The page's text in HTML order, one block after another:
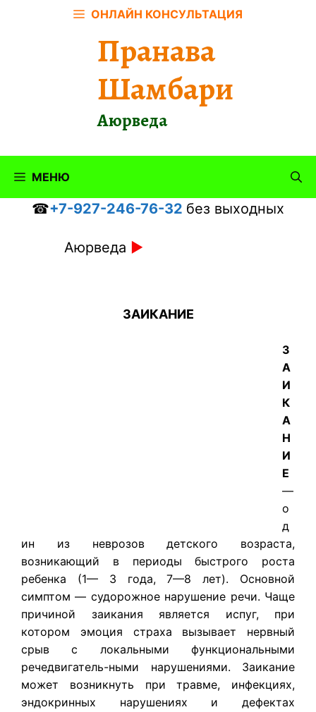
ОНЛАЙН КОНСУЛЬТАЦИЯ
Пранава
Шамбари
Аюрведа
МЕНЮ
☎+7-927-246-76-32 без выходных
Аюрведа ►
ЗАИКАНИЕ
З
А
И
К
А
Н
И
Е
—
о
д
ин из неврозов детского возраста,
возникающий в периоды быстрого роста
ребенка (1— 3 года, 7—8 лет). Основной
симптом — судорожное нарушение речи. Чаще
причиной заикания является испуг, при
котором эмоция страха вызывает нервный
срыв с локальными функциональными
речедвигатель-ными нарушениями. Заикание
может возникнуть при травме, инфекциях,
эндокринных нарушениях и дефектах